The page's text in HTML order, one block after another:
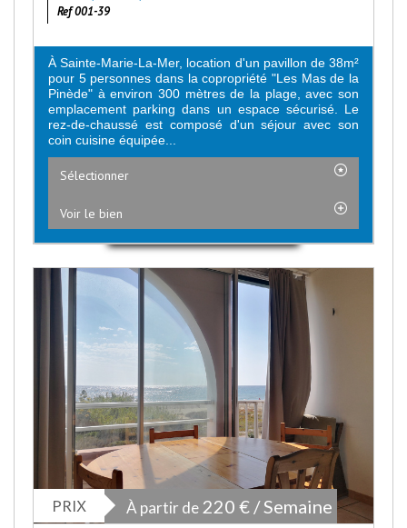
Ref 001-39
À Sainte-Marie-La-Mer, location d'un pavillon de 38m²
pour 5 personnes dans la copropriété "Les Mas de la
Pinède" à environ 300 mètres de la plage, avec son
emplacement parking dans un espace sécurisé. Le
rez-de-chaussé est composé d'un séjour avec son
coin cuisine équipée...
Sélectionner
Voir le bien
PRIX À partir de 220 € / Semaine